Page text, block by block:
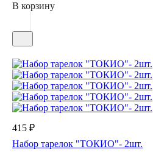
В корзину
415 ₽
Набор тарелок "ТОКИО"- 2шт.